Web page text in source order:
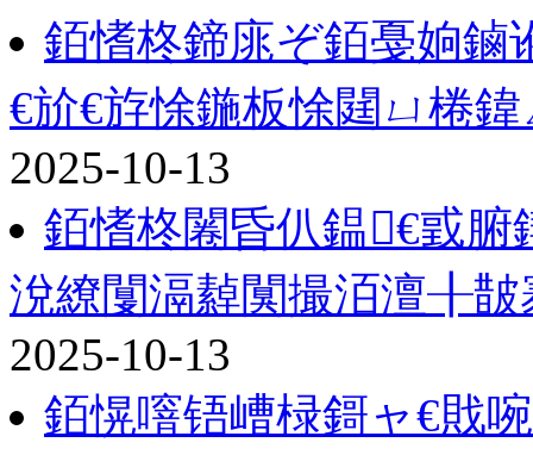
銆愭柊鍗庣ぞ銆戞姠鏀
€斺€斿悇鍦板悇閮ㄩ棬
2025-10-13
銆愭柊闂昏仈鎾€戜
涗繚闅滆繛闃撮洦澶╂皵
2025-10-13
銆愰噾铻嶆椂鎶ャ€戝